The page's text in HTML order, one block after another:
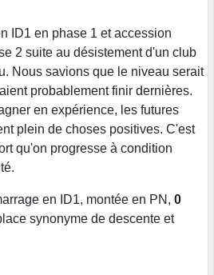
ID1 en phase 1 et accession
2 suite au désistement d'un club
Nous savions que le niveau serait
probablement finir dernières.
en expérience, les futures
plein de choses positives. C'est
qu'on progresse à condition
en ID1, montée en PN, 0
synonyme de descente et